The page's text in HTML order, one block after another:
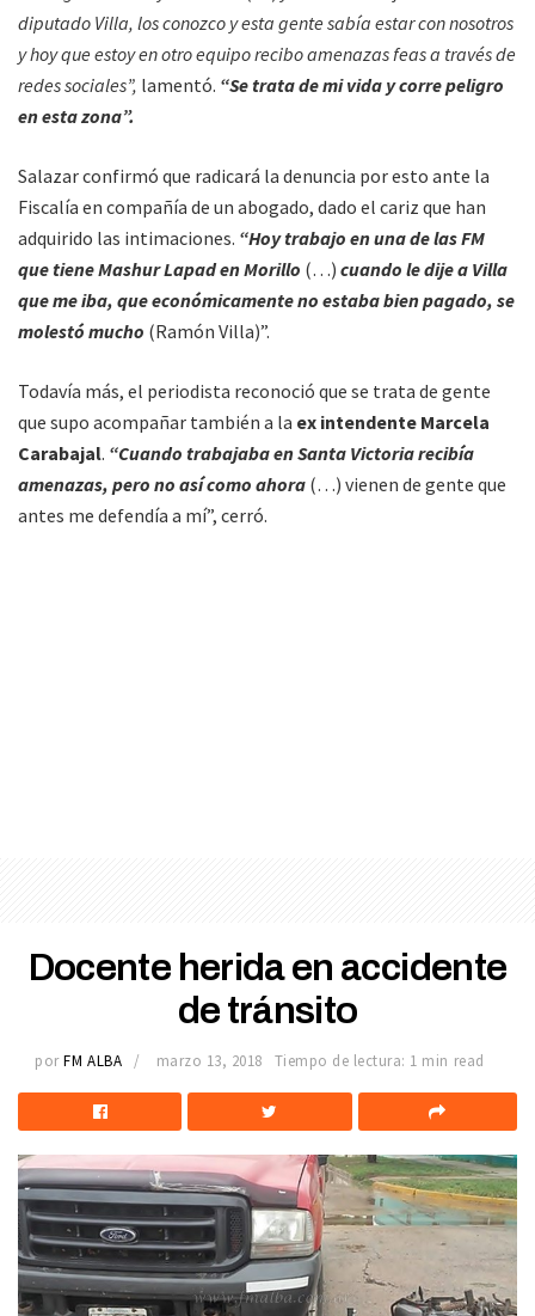
diputado Villa, los conozco y esta gente sabía estar con nosotros
y hoy que estoy en otro equipo recibo amenazas feas a través de
redes sociales”, lamentó. “Se trata de mi vida y corre peligro
en esta zona”.
Salazar confirmó que radicará la denuncia por esto ante la
Fiscalía en compañía de un abogado, dado el cariz que han
adquirido las intimaciones. “Hoy trabajo en una de las FM
que tiene Mashur Lapad en Morillo (…) cuando le dije a Villa
que me iba, que económicamente no estaba bien pagado, se
molestó mucho (Ramón Villa)”.
Todavía más, el periodista reconoció que se trata de gente
que supo acompañar también a la ex intendente Marcela
Carabajal. “Cuando trabajaba en Santa Victoria recibía
amenazas, pero no así como ahora (…) vienen de gente que
antes me defendía a mí”, cerró.
Docente herida en accidente
de tránsito
por FM ALBA marzo 13, 2018 Tiempo de lectura: 1 min read